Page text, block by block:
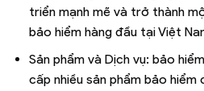
triển mạnh mẽ và trở thành
bảo hiểm hàng đầu tại Việt
Sản phẩm và Dịch vụ: bảo
cấp nhiều sản phẩm bảo hiểm